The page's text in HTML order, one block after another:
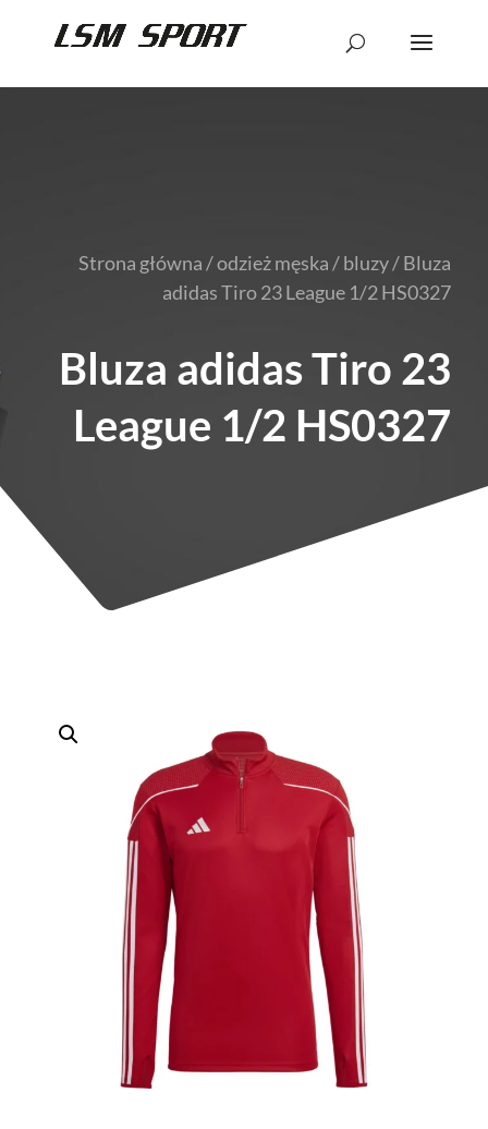
Strona główna/odzież męska/bluzy/ Bluza
adidas Tiro 23 League 1/2 HS0327
Bluza adidas Tiro 23
League 1/2 HS0327